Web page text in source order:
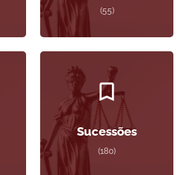
(55)
Sucessões
(180)